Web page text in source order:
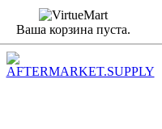
Ваша корзина пуста.